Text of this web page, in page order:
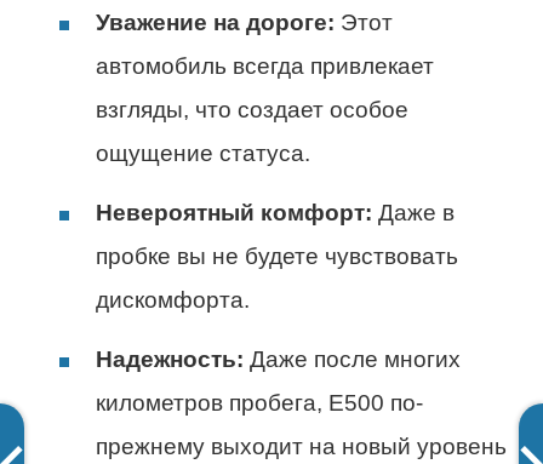
Уважение на дороге: Этот
автомобиль всегда привлекает
взгляды, что создает особое
ощущение статуса.
Невероятный комфорт: Даже в
пробке вы не будете чувствовать
дискомфорта.
Надежность: Даже после многих
километров пробега, Е500 по-
прежнему выходит на новый уровень